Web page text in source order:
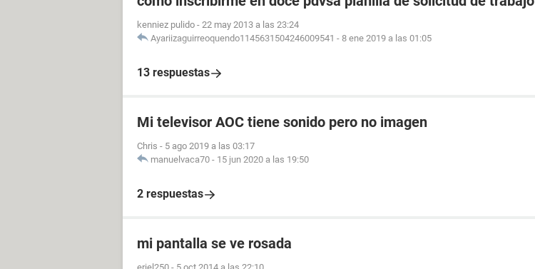
kenniez pulido - 22 may 2013 a las 23:24
Ayariizaguirreoquendo1145631504246009541 - 8 ene 2019 a las 01:05
13 respuestas
Mi televisor AOC tiene sonido pero no imagen
Chris - 5 ago 2019 a las 03:17
manuelvaca70 - 15 jun 2020 a las 19:50
2 respuestas
mi pantalla se ve rosada